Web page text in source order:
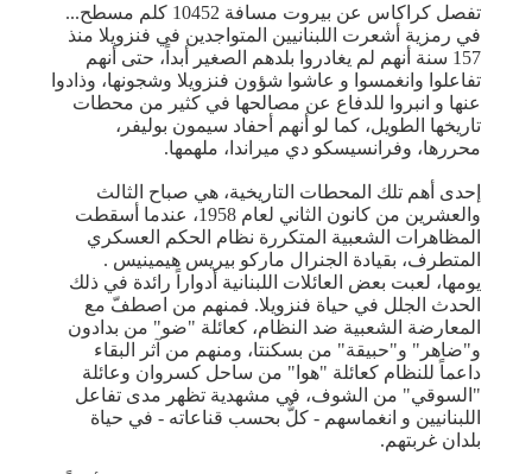
تفصل كراكاس عن بيروت مسافة 10452 كلم مسطح...
في رمزية أشعرت اللبنانيين المتواجدين في فنزويلا منذ
157 سنة أنهم لم يغادروا بلدهم الصغير أبداً، حتى أنهم
تفاعلوا وانغمسوا و عاشوا شؤون فنزويلا وشجونها، وذادوا
عنها و انبروا للدفاع عن مصالحها في كثير من محطات
تاريخها الطويل، كما لو أنهم أحفاد سيمون بوليفر،
محررها، وفرانسيسكو دي ميراندا، ملهمها.
إحدى أهم تلك المحطات التاريخية، هي صباح الثالث
والعشرين من كانون الثاني لعام 1958، عندما أسقطت
المظاهرات الشعبية المتكررة نظام الحكم العسكري
المتطرف، بقيادة الجنرال ماركو بيريس هيمينيس .
يومها، لعبت بعض العائلات اللبنانية أدواراً رائدة في ذلك
الحدث الجلل في حياة فنزويلا. فمنهم من اصطفّ مع
المعارضة الشعبية ضد النظام، كعائلة "ضو" من بدادون
و"ضاهر" و"حبيقة" من بسكنتا، ومنهم من آثر البقاء
داعماً للنظام كعائلة "هوا" من ساحل كسروان وعائلة
"السوقي" من الشوف، في مشهدية تظهر مدى تفاعل
اللبنانيين و انغماسهم - كلٌّ بحسب قناعاته - في حياة
بلدان غربتهم.